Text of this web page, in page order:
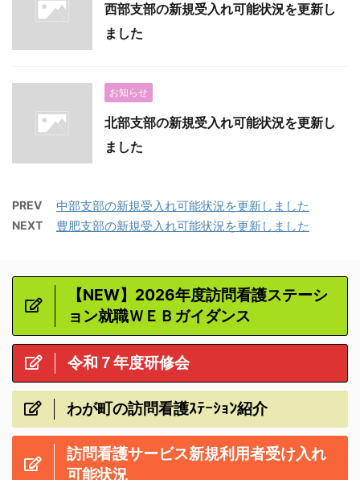
西部支部の新規受入れ可能状況を更新し
ました
お知らせ
北部支部の新規受入れ可能状況を更新し
ました
PREV 中部支部の新規受入れ可能状況を更新しました
NEXT 豊肥支部の新規受入れ可能状況を更新しました
【NEW】2026年度訪問看護ステーシ
ョン就職ＷＥＢガイダンス
令和７年度研修会
わが町の訪問看護ｽﾃｰｼｮﾝ紹介
訪問看護サービス新規利用者受け入れ
可能状況